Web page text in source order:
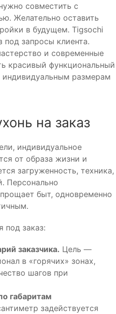
совместить с
Желательно оставить
в будущем. Tigsochi
под запросы клиента.
и современные
красивый функциональный
индивидуальным размерам
на заказ
индивидуальное
от образа жизни и
загруженность, техника,
Персонально
быт, одновременно
под заказ:
заказчика. Цель —
в «горячих» зонах,
шагов при
габаритам
задействуется